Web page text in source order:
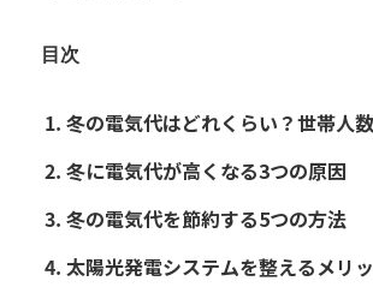
目次
冬の電気代はどれくらい？世帯人
冬に電気代が高くなる3つの原因
冬の電気代を節約する5つの方法
太陽光発電システムを整えるメリ